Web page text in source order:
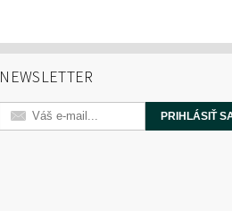
NEWSLETTER